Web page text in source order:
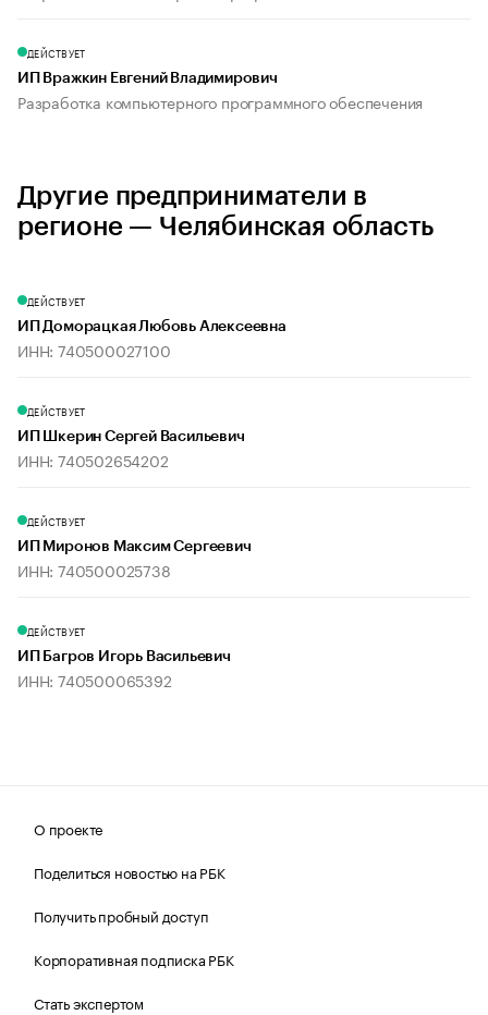
ДЕЙСТВУЕТ
ИП Вражкин Евгений Владимирович
Разработка компьютерного программного обеспечения
Другие предприниматели в
регионе — Челябинская область
ДЕЙСТВУЕТ
ИП Доморацкая Любовь Алексеевна
ИНН: 740500027100
ДЕЙСТВУЕТ
ИП Шкерин Сергей Васильевич
ИНН: 740502654202
ДЕЙСТВУЕТ
ИП Миронов Максим Сергеевич
ИНН: 740500025738
ДЕЙСТВУЕТ
ИП Багров Игорь Васильевич
ИНН: 740500065392
О проекте
Поделиться новостью на РБК
Получить пробный доступ
Корпоративная подписка РБК
Стать экспертом